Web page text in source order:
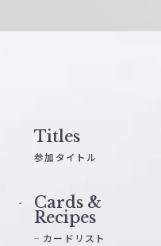
Titles
参加タイトル
Cards &
Recipes
カードリスト